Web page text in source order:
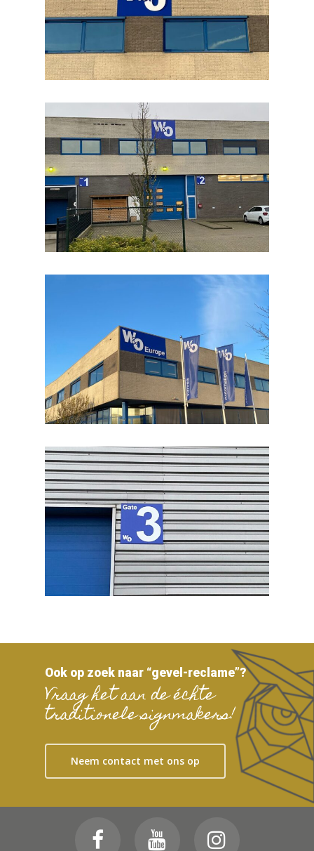
Ook op zoek naar “gevel-reclame”?
Vraag het aan de échte
traditionele signmakers!
Neem contact met ons op